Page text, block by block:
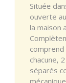
Située
ouverte
la maison
comprend
chacune,
séparés